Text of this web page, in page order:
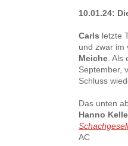
10.01.24:
Carls letzte
und zwar im
Meiche. Als
September,
Schluss
Das unten
Hanno
AC